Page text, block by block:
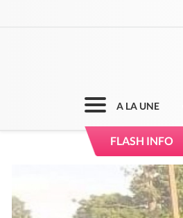
A LA UNE
FLASH INFO